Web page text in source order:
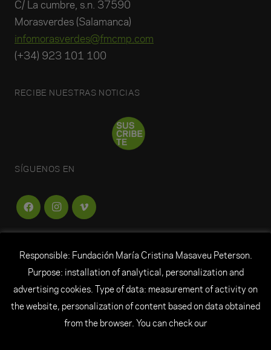
C/ La cumbre, s.n. 37590
Morasverdes (Salamanca)
infomorasverdes@fmcmp.com
(+34) 923 101 100
RECIBE NUESTRAS NOTICIAS
SÍGUENOS EN
© Todos los derechos reservados Fundación María
Cristina Masaveu Peterson
Responsible: Fundación María Cristina Masaveu Peterson.
Purpose: installation of analytical, personalization and
advertising cookies. Type of data: measurement of activity on
the website, personalization of content based on data obtained
from the browser. You can check our